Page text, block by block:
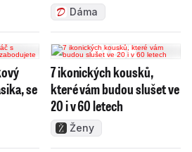
Dáma
se
7 ikonických kousků,
které vám budou slušet ve
20 i v 60 letech
Ženy